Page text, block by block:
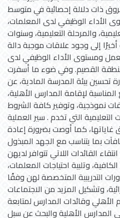
ذات دلالة إحصائية في متوسط
الأداء الوظيفي لدى المعلمات،
والمرحلة التعليمية، وسنوات
إلى وجود علاقات موجبة دالة
ومستوى الأداء الوظيفي لدى
القصيم. وفي ضوء ما أسفرت
تحسين بيئة المدرسة المادية، عن
لإقامة المدارس الأهلية،
نموذجية، وتوفير كافة الشروط
التعليمية التي تخدم . سير العملية
غاياتها، كما أوصت بضرورة إعادة
بما يتناسب مع الجهد المبذول
القائدات اللاتي تتوافر لديهن
وتلبية احتياجات المعلمات،
التدريبية المتخصصة لهن وفقًا
وتشكيل المزيد من الاجتماعات
الأهلي وقائدات المدارس لمتابعة
الأهلية والبحث عن سبل